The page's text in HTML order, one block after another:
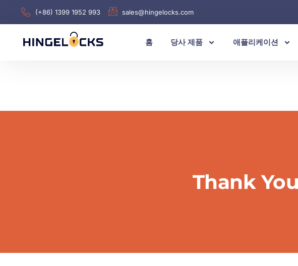
(+86) 1399 1952 993 sales@hingelocks.com
홈 당사 제품 애플리케이션
Thank